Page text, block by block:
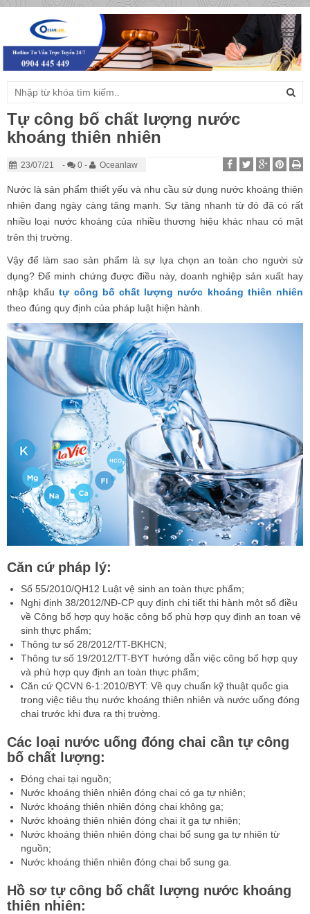
Tự công bố chất lượng nước
khoáng thiên nhiên
23/07/21 - 0 - Oceanlaw
Nước là sản phẩm thiết yếu và nhu cầu sử dụng nước khoáng thiên
nhiên đang ngày càng tăng mạnh. Sự tăng nhanh từ đó đã có rất
nhiều loại nước khoáng của nhiều thương hiệu khác nhau có mặt
trên thị trường.
Vậy để làm sao sản phẩm là sự lựa chọn an toàn cho người sử
dụng? Để minh chứng được điều này, doanh nghiệp sản xuất hay
nhập khẩutự công bố chất lượng nước khoáng thiên nhiên
theo đúng quy định của pháp luật hiện hành.
Căn cứ pháp lý:
Số 55/2010/QH12 Luật vệ sinh an toàn thực phẩm;
Nghị định 38/2012/NĐ-CP quy định chi tiết thi hành một số điều
về Công bố hợp quy hoặc công bố phù hợp quy định an toan vệ
sinh thực phẩm;
Thông tư số 28/2012/TT-BKHCN;
Thông tư số 19/2012/TT-BYT hướng dẫn việc công bố hợp quy
và phù hợp quy định an toàn thực phẩm;
Căn cứ QCVN 6-1:2010/BYT: Về quy chuẩn kỹ thuật quốc gia
trong việc tiêu thụ nước khoáng thiên nhiên và nước uống đóng
chai trước khi đưa ra thị trường.
Các loại nước uống đóng chai cần tự công
bố chất lượng:
Đóng chai tại nguồn;
Nước khoáng thiên nhiên đóng chai có ga tự nhiên;
Nước khoáng thiên nhiên đóng chai không ga;
Nước khoáng thiên nhiên đóng chai ít ga tự nhiên;
Nước khoáng thiên nhiên đóng chai bổ sung ga tự nhiên từ
nguồn;
Nước khoáng thiên nhiên đóng chai bổ sung ga.
Hồ sơ tự công bố chất lượng nước khoáng
thiên nhiên: